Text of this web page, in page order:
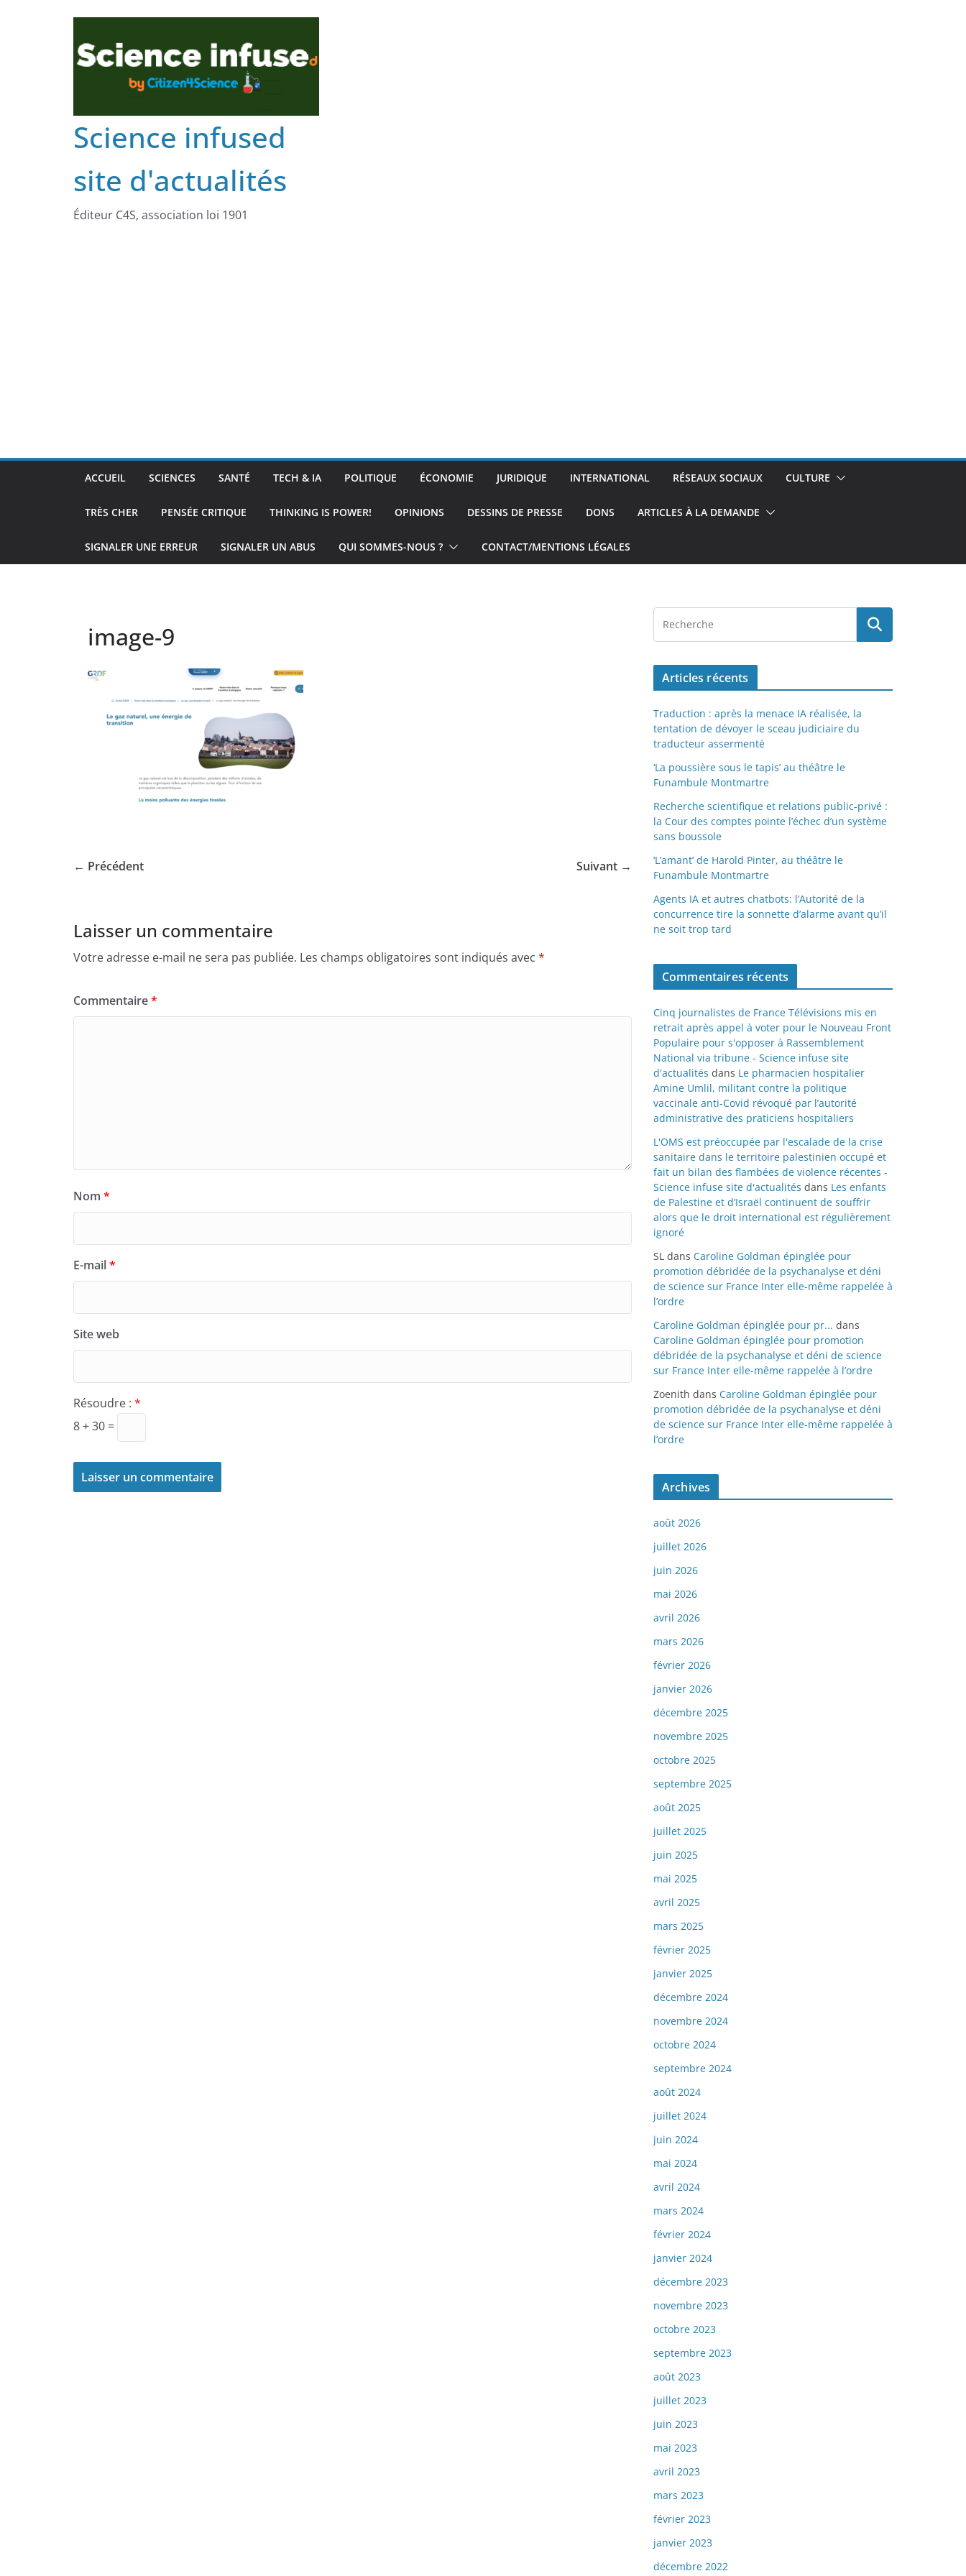
Science infused
site d'actualités
Éditeur C4S, association loi 1901
ACCUEIL SCIENCES SANTÉ TECH & IA POLITIQUE ÉCONOMIE JURIDIQUE INTERNATIONAL RÉSEAUX SOCIAUX CULTURE
TRÈS CHER PENSÉE CRITIQUE THINKING IS POWER! OPINIONS DESSINS DE PRESSE DONS ARTICLES À LA DEMANDE
SIGNALER UNE ERREUR SIGNALER UN ABUS QUI SOMMES-NOUS ? CONTACT/MENTIONS LÉGALES
image-9
← Précédent Suivant →
Laisser un commentaire
Votre adresse e-mail ne sera pas publiée. Les champs obligatoires sont indiqués avec *
Commentaire*
Nom *
E-mail*
Site web
Résoudre : *
8 + 30 =
Articles récents
Traduction : après la menace IA réalisée, la
tentation de dévoyer le sceau judiciaire du
traducteur assermenté
‘La poussière sous le tapis’ au théâtre le
Funambule Montmartre
Recherche scientifique et relations public-privé :
la Cour des comptes pointe l’échec d’un système
sans boussole
‘L’amant’ de Harold Pinter, au théâtre le
Funambule Montmartre
Agents IA et autres chatbots: l’Autorité de la
concurrence tire la sonnette d’alarme avant qu’il
ne soit trop tard
Commentaires récents
Cinq journalistes de France Télévisions mis en
retrait après appel à voter pour le Nouveau Front
Populaire pour s'opposer à Rassemblement
National via tribune - Science infuse site
d'actualités dans Le pharmacien hospitalier
Amine Umlil, militant contre la politique
vaccinale anti-Covid révoqué par l’autorité
administrative des praticiens hospitaliers
L'OMS est préoccupée par l'escalade de la crise
sanitaire dans le territoire palestinien occupé et
fait un bilan des flambées de violence récentes -
Science infuse site d'actualités dans Les enfants
de Palestine et d’Israël continuent de souffrir
alors que le droit international est régulièrement
ignoré
SL dans Caroline Goldman épinglée pour
promotion débridée de la psychanalyse et déni
de science sur France Inter elle-même rappelée à
l’ordre
Caroline Goldman épinglée pour pr... dans
Caroline Goldman épinglée pour promotion
débridée de la psychanalyse et déni de science
sur France Inter elle-même rappelée à l’ordre
Zoenith dans Caroline Goldman épinglée pour
promotion débridée de la psychanalyse et déni
de science sur France Inter elle-même rappelée à
l’ordre
Archives
août 2026
juillet 2026
juin 2026
mai 2026
avril 2026
mars 2026
février 2026
janvier 2026
décembre 2025
novembre 2025
octobre 2025
septembre 2025
août 2025
juillet 2025
juin 2025
mai 2025
avril 2025
mars 2025
février 2025
janvier 2025
décembre 2024
novembre 2024
octobre 2024
septembre 2024
août 2024
juillet 2024
juin 2024
mai 2024
avril 2024
mars 2024
février 2024
janvier 2024
décembre 2023
novembre 2023
octobre 2023
septembre 2023
août 2023
juillet 2023
juin 2023
mai 2023
avril 2023
mars 2023
février 2023
janvier 2023
décembre 2022